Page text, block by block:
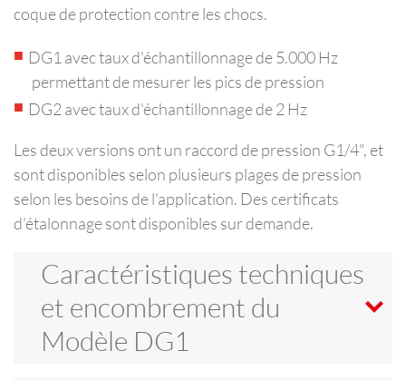
coque de protection contre les chocs.
DG1 avec taux d'échantillonnage de 5.000 Hz
permettant de mesurer les pics de pression
DG2 avec taux d'échantillonnage de 2 Hz
Les deux versions ont un raccord de pression G1/4", et
sont disponibles selon plusieurs plages de pression
selon les besoins de l'application. Des certificats
d'étalonnage sont disponibles sur demande.
Caractéristiques techniques
et encombrement du
Modèle DG1